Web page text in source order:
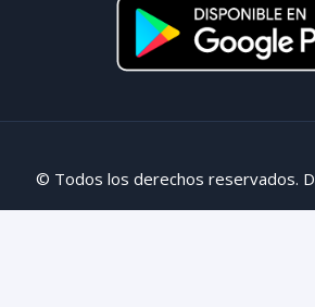
© Todos los derechos reservados.